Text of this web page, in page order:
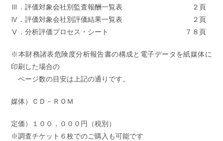
Ⅲ．評価対象会社別監査報酬一覧表 ２頁
Ⅳ．評価対象会社別評価結果一覧表 ２頁
Ⅴ．分析評価プロセス・シート ７８頁
※本財務諸表危険度分析報告書の構成と電子データを紙媒体に
印刷した場合の
ページ数の目安は上記の通りです。
媒体）ＣＤ－ＲＯＭ
定価）１００，０００円（税別）
※調査チケット６枚でのご購入も可能です